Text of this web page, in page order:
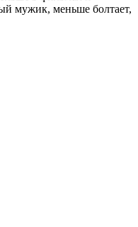
мужик, меньше болтает,